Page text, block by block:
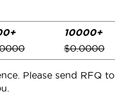
10000+
$0.0000
Please send RFQ to